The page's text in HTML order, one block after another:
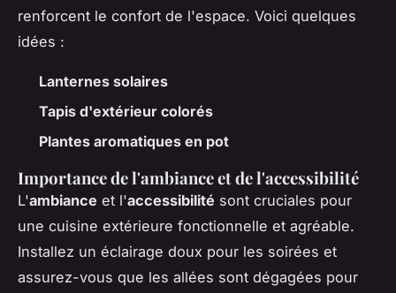
renforcent le confort de l'espace. Voici quelques
idées :
Lanternes solaires
Tapis d'extérieur colorés
Plantes aromatiques en pot
Importance de l'ambiance et de l'accessibilité
L'ambiance et l'accessibilité sont cruciales pour
une cuisine extérieure fonctionnelle et agréable.
Installez un éclairage doux pour les soirées et
assurez-vous que les allées sont dégagées pour